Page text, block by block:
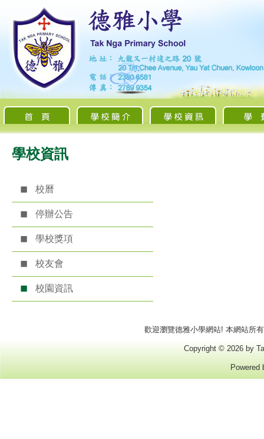
學校資訊
校曆
停辦公告
學校獎項
校友會
校園資訊
歡迎瀏覽德雅小學網站! 本網站所
Copyright © 2026 by
Powered